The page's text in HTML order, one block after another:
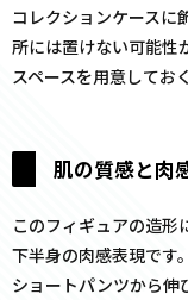
コレクションケースに
所には置けない可能性
スペースを用意してお
肌の質感と肉
このフィギュアの造形
下半身の肉感表現です。
ショートパンツから伸